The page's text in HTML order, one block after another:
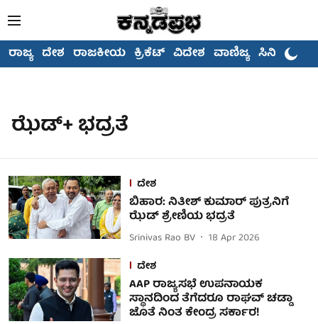
ರಾಜ್ಯ ದೇಶ ರಾಜಕೀಯ ಕ್ರಿಕೆಟ್ ವಿದೇಶ ವಾಣಿಜ್ಯ ಸಿನಿಮಾ
ಝೆಡ್+ ಭದ್ರತೆ
ದೇಶ
ಬಿಹಾರ: ನಿತೀಶ್ ಕುಮಾರ್ ಪುತ್ರನಿಗೆ
ಝೆಡ್ ಶ್ರೇಣಿಯ ಭದ್ರತೆ
Srinivas Rao BV
18 Apr 2026
ದೇಶ
AAP ರಾಜ್ಯಸಭೆ ಉಪನಾಯಕ
ಸ್ಥಾನದಿಂದ ತೆಗೆದರೂ ರಾಘವ್ ಚಡ್ಡಾ
ಜೊತೆ ನಿಂತ ಕೇಂದ್ರ ಸರ್ಕಾರ!